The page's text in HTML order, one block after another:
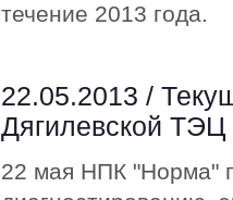
течение 2013 года.
22.05.2013 /
Дягилевской ТЭЦ
22 мая НПК "Норма"